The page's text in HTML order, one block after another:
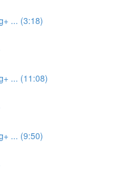
... (3:18)
... (11:08)
... (9:50)